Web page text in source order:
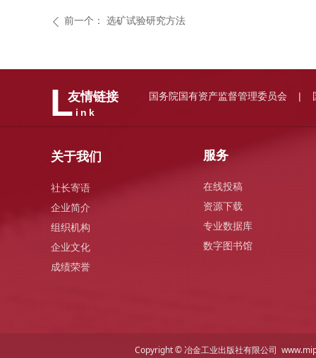
ꄴ 前一个： 选矿试验研究方法
关于我们
社长寄语
企业简介
组织机构
企业文化
成绩荣誉
服务
在线投稿
资源下载
专业数据库
数字图书馆
国务院国有资产监督管理委员会 |
Link
友情链接
Copyright © 冶金工业出版社有限公司